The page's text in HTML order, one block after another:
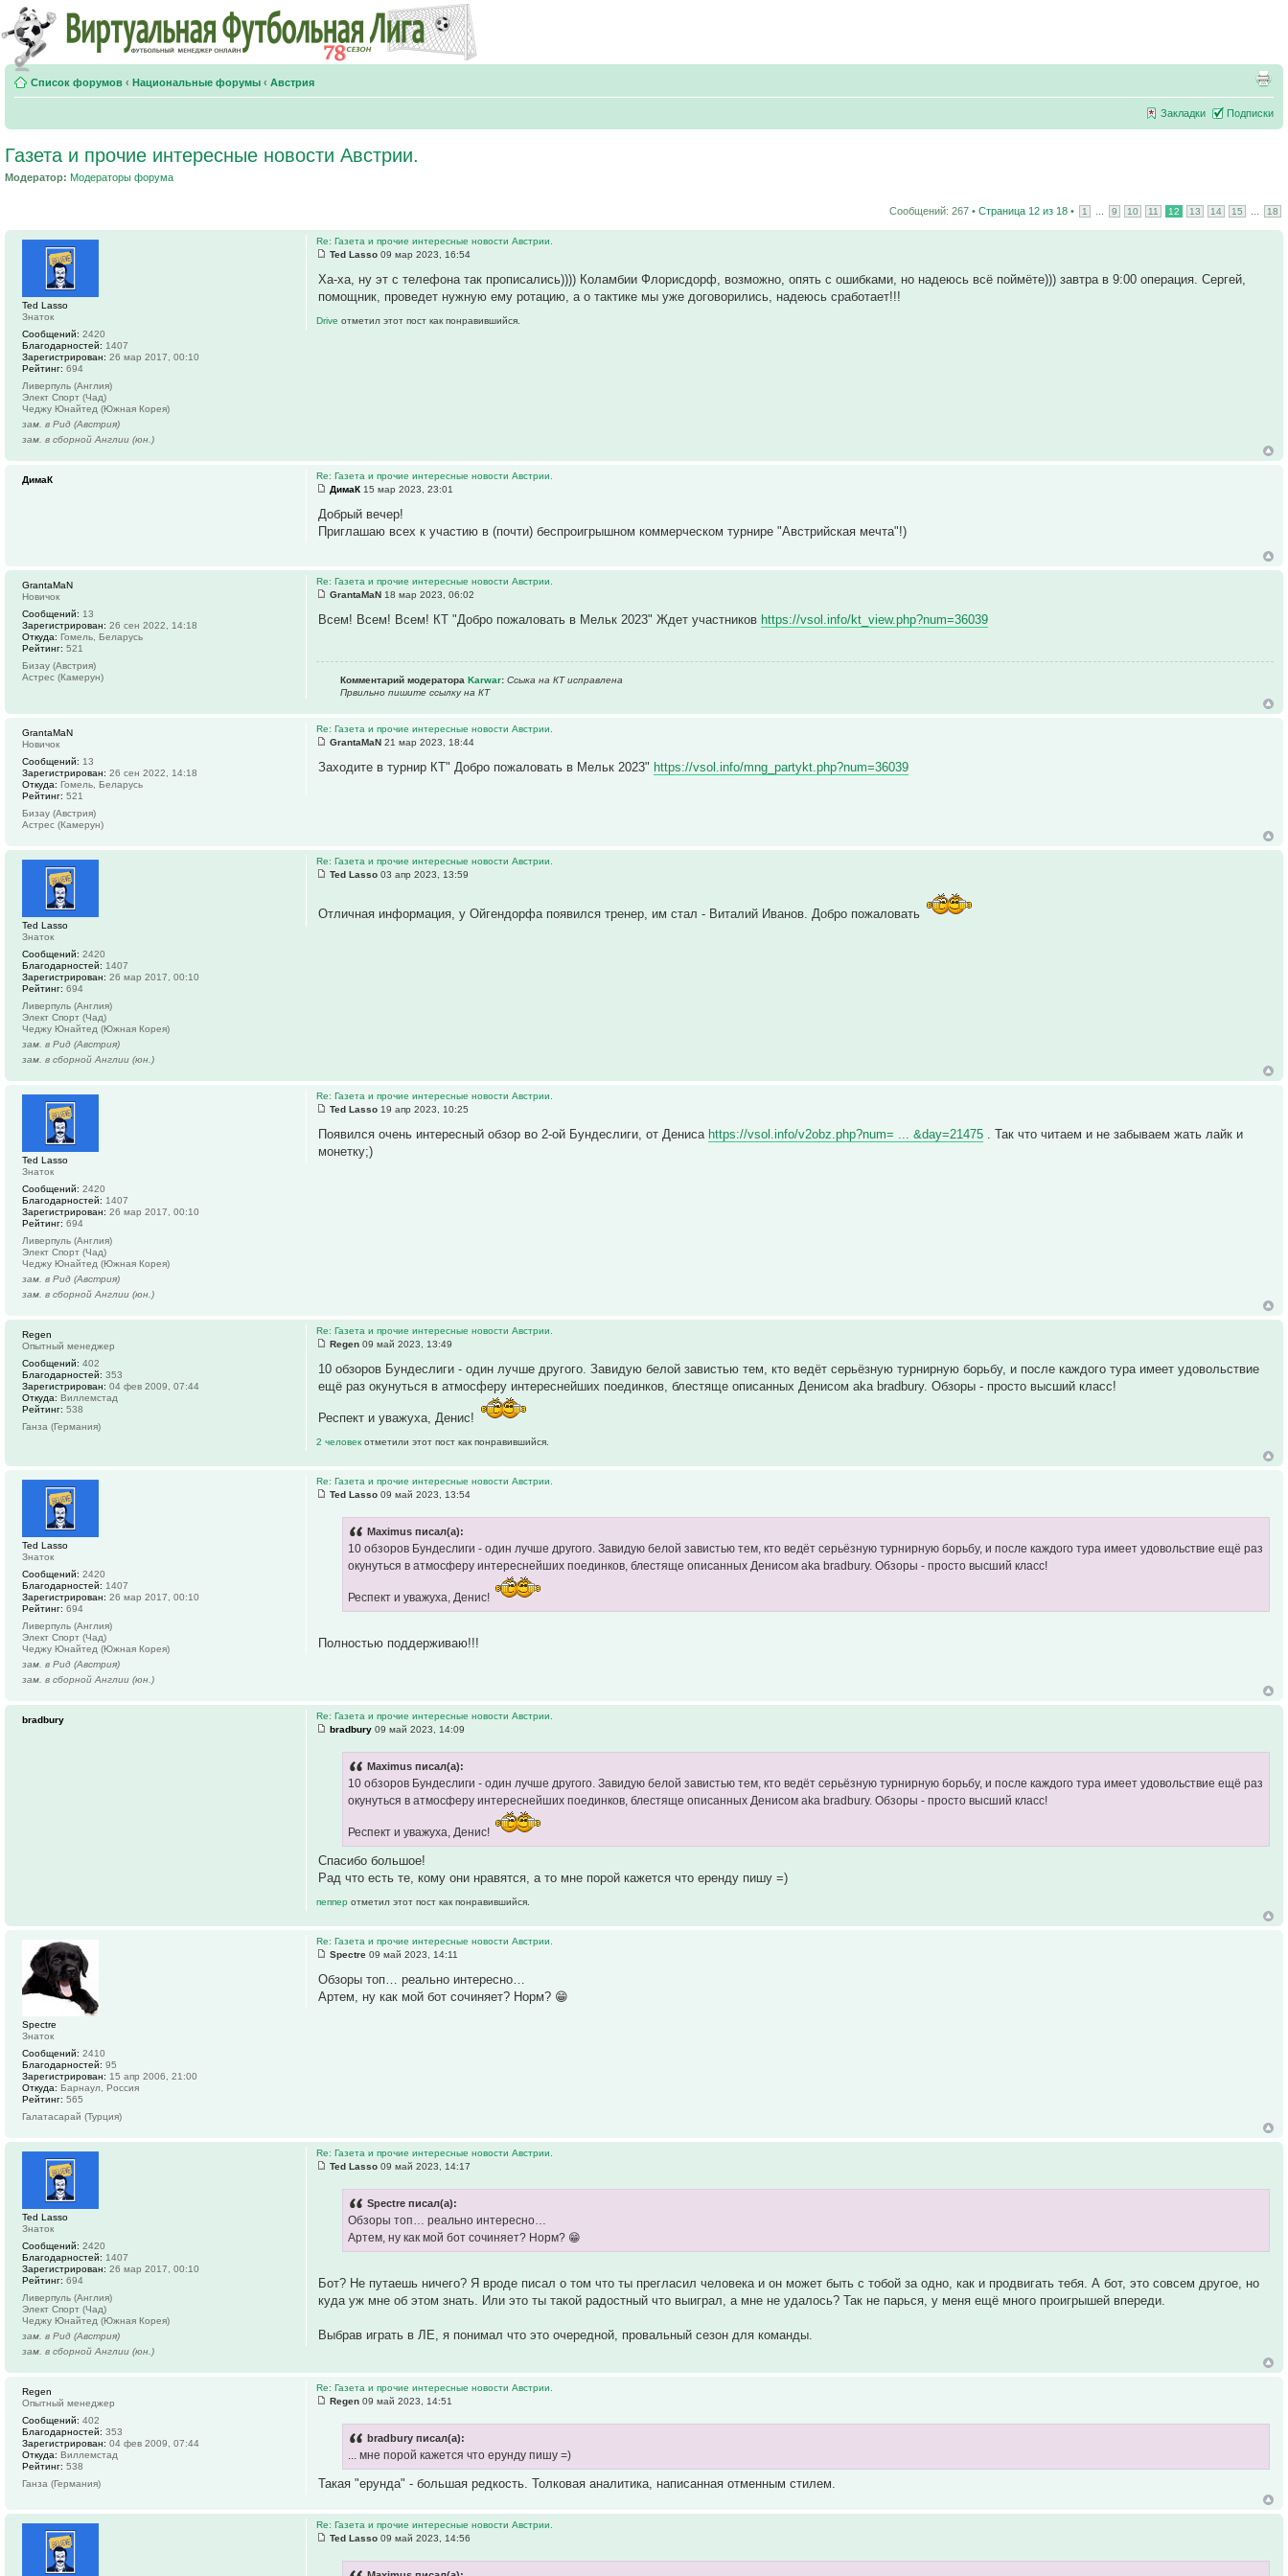
Список форумов ‹ Национальные форумы ‹ Австрия
Закладки Подписки
Газета и прочие интересные новости Австрии.
Модератор: Модераторы форума
Сообщений: 267 • Страница 12 из 18 • 1 9 10 11 12 13 14 15 18
Re: Газета и прочие интересные новости Австрии.
Ted Lasso 09 мар 2023, 16:54
Ха-ха, ну эт с телефона так прописались)))) Коламбии Флорисдорф, возможно, опять с ошибками, но надеюсь всё поймёте))) завтра в 9:00 операция. Сергей,
помощник, проведет нужную ему ротацию, а о тактике мы уже договорились, надеюсь сработает!!!
Driveотметил этот пост как понравившийся.
Ted Lasso
Знаток
Сообщений: 2420
Благодарностей: 1407
Зарегистрирован: 26 мар 2017, 00:10
Рейтинг: 694
Ливерпуль (Англия)
Элект Спорт (Чад)
Чеджу Юнайтед (Южная Корея)
зам. в Рид (Австрия)
зам. в сборной Англии (юн.)
Re: Газета и прочие интересные новости Австрии.
ДимаК 15 мар 2023, 23:01
Добрый вечер!
Приглашаю всех к участию в (почти) беспроигрышном коммерческом турнире "Австрийская мечта"!)
ДимаК
Re: Газета и прочие интересные новости Австрии.
GrantaMaN 18 мар 2023, 06:02
Всем! Всем! Всем! КТ "Добро пожаловать в Мельк 2023" Ждет участников https://vsol.info/kt_view.php?num=36039
Комментарий модератораKarwar: Ссыка на КТ исправлена
Првильно пишите ссылку на КТ
GrantaMaN
Новичок
Сообщений: 13
Зарегистрирован: 26 сен 2022, 14:18
Откуда: Гомель, Беларусь
Рейтинг: 521
Бизау (Австрия)
Астрес (Камерун)
Re: Газета и прочие интересные новости Австрии.
GrantaMaN 21 мар 2023, 18:44
Заходите в турнир КТ" Добро пожаловать в Мельк 2023" https://vsol.info/mng_partykt.php?num=36039
GrantaMaN
Новичок
Сообщений: 13
Зарегистрирован: 26 сен 2022, 14:18
Откуда: Гомель, Беларусь
Рейтинг: 521
Бизау (Австрия)
Астрес (Камерун)
Re: Газета и прочие интересные новости Австрии.
Ted Lasso 03 апр 2023, 13:59
Отличная информация, у Ойгендорфа появился тренер, им стал - Виталий Иванов. Добро пожаловать
Ted Lasso
Знаток
Сообщений: 2420
Благодарностей: 1407
Зарегистрирован: 26 мар 2017, 00:10
Рейтинг: 694
Ливерпуль (Англия)
Элект Спорт (Чад)
Чеджу Юнайтед (Южная Корея)
зам. в Рид (Австрия)
зам. в сборной Англии (юн.)
Re: Газета и прочие интересные новости Австрии.
Ted Lasso 19 апр 2023, 10:25
Появился очень интересный обзор во 2-ой Бундеслиги, от Дениса https://vsol.info/v2obz.php?num= ... &day=21475 . Так что читаем и не забываем жать лайк и
монетку;)
Ted Lasso
Знаток
Сообщений: 2420
Благодарностей: 1407
Зарегистрирован: 26 мар 2017, 00:10
Рейтинг: 694
Ливерпуль (Англия)
Элект Спорт (Чад)
Чеджу Юнайтед (Южная Корея)
зам. в Рид (Австрия)
зам. в сборной Англии (юн.)
Re: Газета и прочие интересные новости Австрии.
Regen 09 май 2023, 13:49
10 обзоров Бундеслиги - один лучше другого. Завидую белой завистью тем, кто ведёт серьёзную турнирную борьбу, и после каждого тура имеет удовольствие
ещё раз окунуться в атмосферу интереснейших поединков, блестяще описанных Денисом aka bradbury. Обзоры - просто высший класс!
Респект и уважуха, Денис!
2 человекотметили этот пост как понравившийся.
Regen
Опытный менеджер
Сообщений: 402
Благодарностей: 353
Зарегистрирован: 04 фев 2009, 07:44
Откуда: Виллемстад
Рейтинг: 538
Ганза (Германия)
Re: Газета и прочие интересные новости Австрии.
Ted Lasso 09 май 2023, 13:54
Maximus писал(а):
10 обзоров Бундеслиги - один лучше другого. Завидую белой завистью тем, кто ведёт серьёзную турнирную борьбу, и после каждого тура имеет удовольствие ещё раз
окунуться в атмосферу интереснейших поединков, блестяще описанных Денисом aka bradbury. Обзоры - просто высший класс!
Респект и уважуха, Денис!
Полностью поддерживаю!!!
Ted Lasso
Знаток
Сообщений: 2420
Благодарностей: 1407
Зарегистрирован: 26 мар 2017, 00:10
Рейтинг: 694
Ливерпуль (Англия)
Элект Спорт (Чад)
Чеджу Юнайтед (Южная Корея)
зам. в Рид (Австрия)
зам. в сборной Англии (юн.)
Re: Газета и прочие интересные новости Австрии.
bradbury 09 май 2023, 14:09
Maximus писал(а):
10 обзоров Бундеслиги - один лучше другого. Завидую белой завистью тем, кто ведёт серьёзную турнирную борьбу, и после каждого тура имеет удовольствие ещё раз
окунуться в атмосферу интереснейших поединков, блестяще описанных Денисом aka bradbury. Обзоры - просто высший класс!
Респект и уважуха, Денис!
Спасибо большое!
Рад что есть те, кому они нравятся, а то мне порой кажется что еренду пишу =)
пепперотметил этот пост как понравившийся.
bradbury
Re: Газета и прочие интересные новости Австрии.
Spectre 09 май 2023, 14:11
Обзоры топ… реально интересно…
Артем, ну как мой бот сочиняет? Норм? 😁
Spectre
Знаток
Сообщений: 2410
Благодарностей: 95
Зарегистрирован: 15 апр 2006, 21:00
Откуда: Барнаул, Россия
Рейтинг: 565
Галатасарай (Турция)
Re: Газета и прочие интересные новости Австрии.
Ted Lasso 09 май 2023, 14:17
Spectre писал(а):
Обзоры топ… реально интересно…
Артем, ну как мой бот сочиняет? Норм? 😁
Бот? Не путаешь ничего? Я вроде писал о том что ты прегласил человека и он может быть с тобой за одно, как и продвигать тебя. А бот, это совсем другое, но
куда уж мне об этом знать. Или это ты такой радостный что выиграл, а мне не удалось? Так не парься, у меня ещё много проигрышей впереди.
Выбрав играть в ЛЕ, я понимал что это очередной, провальный сезон для команды.
Ted Lasso
Знаток
Сообщений: 2420
Благодарностей: 1407
Зарегистрирован: 26 мар 2017, 00:10
Рейтинг: 694
Ливерпуль (Англия)
Элект Спорт (Чад)
Чеджу Юнайтед (Южная Корея)
зам. в Рид (Австрия)
зам. в сборной Англии (юн.)
Re: Газета и прочие интересные новости Австрии.
Regen 09 май 2023, 14:51
bradbury писал(а):
... мне порой кажется что ерунду пишу =)
Такая "ерунда" - большая редкость. Толковая аналитика, написанная отменным стилем.
Regen
Опытный менеджер
Сообщений: 402
Благодарностей: 353
Зарегистрирован: 04 фев 2009, 07:44
Откуда: Виллемстад
Рейтинг: 538
Ганза (Германия)
Re: Газета и прочие интересные новости Австрии.
Ted Lasso 09 май 2023, 14:56